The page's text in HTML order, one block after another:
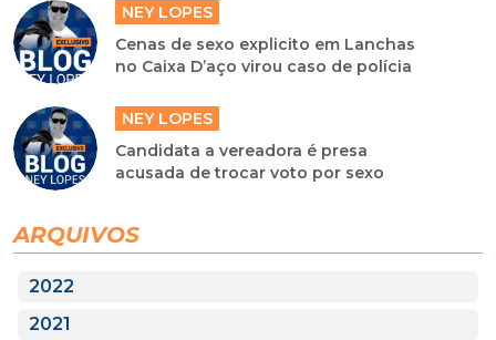
NEY LOPES
Cenas de sexo explicito em Lanchas
no Caixa D’aço virou caso de polícia
NEY LOPES
Candidata a vereadora é presa
acusada de trocar voto por sexo
ARQUIVOS
2022
2021